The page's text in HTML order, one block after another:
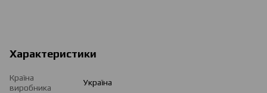
Характеристики
Країна
виробника
Україна